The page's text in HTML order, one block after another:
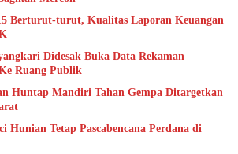
Berturut-turut, Kualitas Laporan Keuangan
Didesak Buka Data Rekaman
Ruang Publik
Huntap Mandiri Tahan Gempa Ditargetkan
Hunian Tetap Pascabencana Perdana di